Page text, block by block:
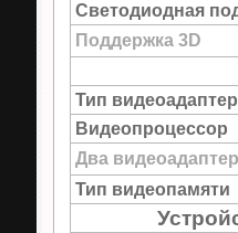
Светодиодная
Поддержка 3D
Тип
Видеопроцессор
Два
Тип видеопамяти